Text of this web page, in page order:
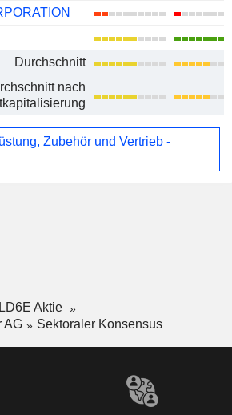
Durchschnitt
nach
Zubehör und Vertrieb -
Aktie
AG
Sektoraler Konsensus